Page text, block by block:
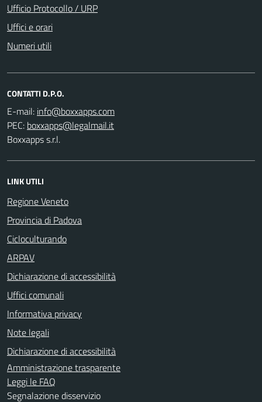
Ufficio Protocollo / URP
Uffici e orari
Numeri utili
CONTATTI D.P.O.
E-mail:
PEC:
Boxxapps s.r.l.
LINK UTILI
Regione Veneto
Provincia di Padova
Cicloculturando
ARPAV
Dichiarazione di accessibilità
Uffici comunali
Informativa privacy
Note legali
Dichiarazione di accessibilità
Amministrazione trasparente
Leggi le FAQ
Segnalazione disservizio